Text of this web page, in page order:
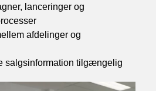
lanceringer og
afdelinger og
salgsinformation tilgængelig